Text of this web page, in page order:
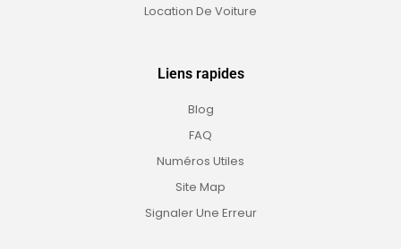
Location De Voiture
Liens rapides
Blog
FAQ
Numéros Utiles
Site Map
Signaler Une Erreur